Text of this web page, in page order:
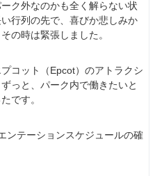
ク外なのかも全く解らない状
行列の先で、喜びか悲しみか
の時は緊張しました。
コット（Epcot）のアトラクシ
っと、パーク内で働きたいと
です。
ンテーションスケジュールの確